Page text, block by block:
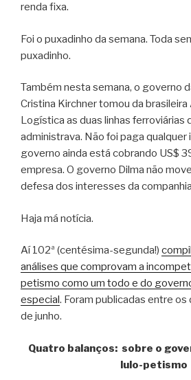
renda fixa.
Foi o puxadinho da semana. Toda
puxadinho.
Também nesta semana, o governo
Cristina Kirchner tomou da brasileira
Logística as duas linhas ferroviárias
administrava. Não foi paga qualquer
governo ainda está cobrando US$
empresa. O governo Dilma não
defesa dos interesses da
Haja má notícia.
Aí 102ª (centésima-segunda!)
análises que comprovam a
petismo como um todo e do
especial. Foram publicadas entre os
de junho.
Quatro balanços: sobre o
lulo-petismo